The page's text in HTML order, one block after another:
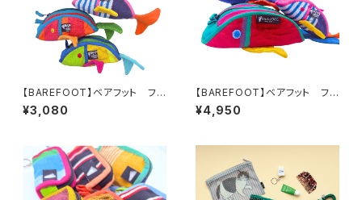
【BAREFOOT】ベアフット フィ
ッシュポーチS
¥3,080
【BAREFOOT】ベアフット フィ
ッシュポーチM
¥4,950